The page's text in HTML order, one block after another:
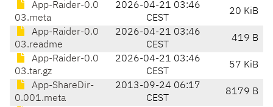
App-Raider-0.0
03.meta
2026-04-21 03:46
CEST
20 KiB
App-Raider-0.0
03.readme
2026-04-21 03:46
CEST
419 B
App-Raider-0.0
03.tar.gz
2026-04-21 03:46
CEST
57 KiB
App-ShareDir-
0.001.meta
2013-09-24 06:17
CEST
8179 B